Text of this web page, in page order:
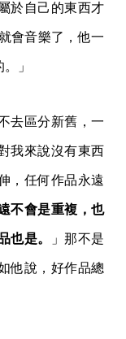
於自己的東西才
會音樂了，他一
」
去區分新舊，一
我來說沒有東西
，任何作品永遠
不會是重複，也
也是。 」那不是
他說，好作品總